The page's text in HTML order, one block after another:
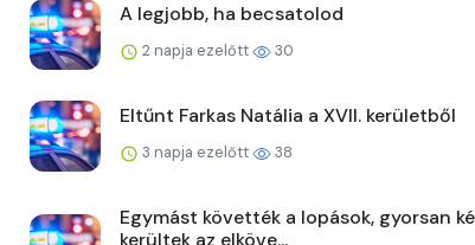
A legjobb, ha becsatolod
2 napja ezelőtt 30
Eltűnt Farkas Natália a XVII. kerületből
3 napja ezelőtt 38
Egymást követték a lopások, gyorsan